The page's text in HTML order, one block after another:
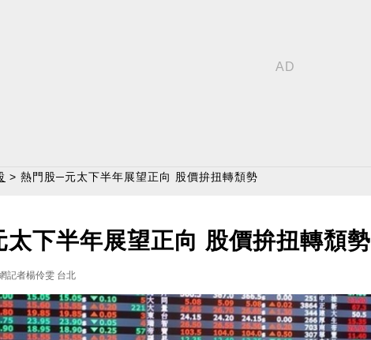
> 熱門股─元太下半年展望正向 股價拚扭轉頹勢
下半年展望正向 股價拚扭轉頹勢
記者楊伶雯 台北